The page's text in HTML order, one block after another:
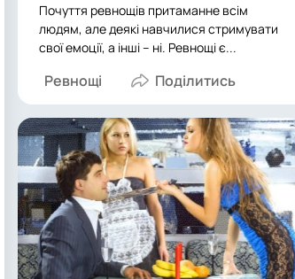
Почуття ревнощів притаманне всім
людям, але деякі навчилися стримувати
свої емоції, а інші – ні. Ревнощі є...
Ревнощі